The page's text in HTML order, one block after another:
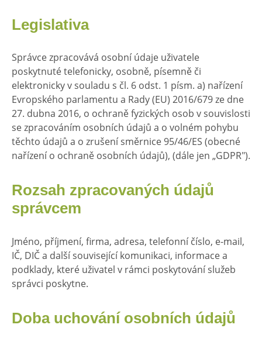
Legislativa
Správce zpracovává osobní údaje uživatele
poskytnuté telefonicky, osobně, písemně či
elektronicky v souladu s čl. 6 odst. 1 písm. a) nařízení
Evropského parlamentu a Rady (EU) 2016/679 ze dne
27. dubna 2016, o ochraně fyzických osob v souvislosti
se zpracováním osobních údajů a o volném pohybu
těchto údajů a o zrušení směrnice 95/46/ES (obecné
nařízení o ochraně osobních údajů), (dále jen „GDPR").
Rozsah zpracovaných údajů
správcem
Jméno, příjmení, firma, adresa, telefonní číslo, e-mail,
IČ, DIČ a další související komunikaci, informace a
podklady, které uživatel v rámci poskytování služeb
správci poskytne.
Doba uchování osobních údajů